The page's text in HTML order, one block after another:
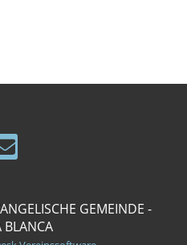
GEMEINDE -
BLANCA